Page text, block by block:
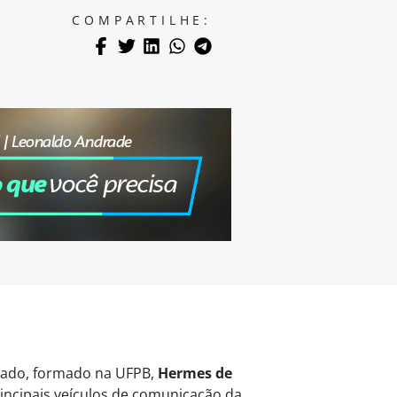
COMPARTILHE:
formado na UFPB, Hermes de